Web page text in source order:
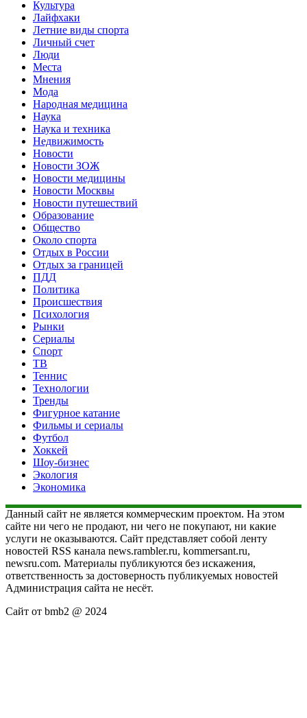
Культура
Лайфхаки
Летние виды спорта
Личный счет
Люди
Места
Мнения
Мода
Народная медицина
Наука
Наука и техника
Недвижимость
Новости
Новости ЗОЖ
Новости медицины
Новости Москвы
Новости путешествий
Образование
Общество
Около спорта
Отдых в России
Отдых за границей
ПДД
Политика
Происшествия
Психология
Рынки
Сериалы
Спорт
ТВ
Теннис
Технологии
Тренды
Фигурное катание
Фильмы и сериалы
Футбол
Хоккей
Шоу-бизнес
Экология
Экономика
Данный сайт не является коммерческим проектом. На этом
сайте ни чего не продают, ни чего не покупают, ни какие
услуги не оказываются. Сайт представляет собой ленту
новостей RSS канала news.rambler.ru, kommersant.ru,
newsru.com. Материалы публикуются без искажения,
ответственность за достоверность публикуемых новостей
Администрация сайта не несёт.
Сайт от bmb2 @ 2024